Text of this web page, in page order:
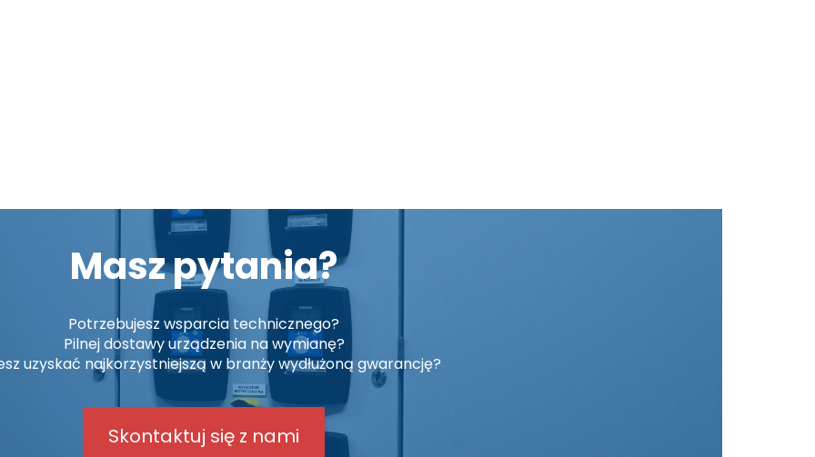
Masz pytania?
Potrzebujesz wsparcia technicznego?
Pilnej dostawy urządzenia na wymianę?
uzyskać najkorzystniejszą w branży wydłużoną gwarancję?
Skontaktuj się z nami